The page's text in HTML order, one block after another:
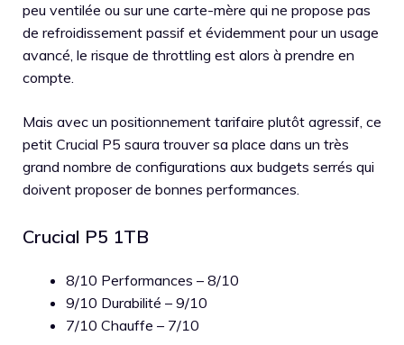
peu ventilée ou sur une carte-mère qui ne propose pas
de refroidissement passif et évidemment pour un usage
avancé, le risque de throttling est alors à prendre en
compte.
Mais avec un positionnement tarifaire plutôt agressif, ce
petit Crucial P5 saura trouver sa place dans un très
grand nombre de configurations aux budgets serrés qui
doivent proposer de bonnes performances.
Crucial P5 1TB
8/10 Performances – 8/10
9/10 Durabilité – 9/10
7/10 Chauffe – 7/10